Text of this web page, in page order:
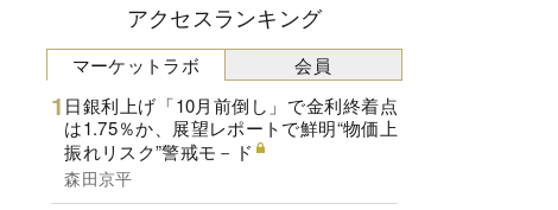
アクセスランキング
マーケットラボ
日銀利上げ「10月前倒し」で金利終着点
は1.75％か、展望レポートで鮮明“物価上
振れリスク”警戒モ－ド
森田京平
会員